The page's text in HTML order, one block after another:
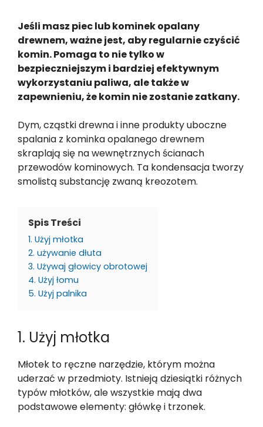
Jeśli masz piec lub kominek opalany
drewnem, ważne jest, aby regularnie czyścić
komin. Pomaga to nie tylko w
bezpieczniejszym i bardziej efektywnym
wykorzystaniu paliwa, ale także w
zapewnieniu, że komin nie zostanie zatkany.
Dym, cząstki drewna i inne produkty uboczne
spalania z kominka opalanego drewnem
skraplają się na wewnętrznych ścianach
przewodów kominowych. Ta kondensacja tworzy
smolistą substancję zwaną kreozotem.
Spis Treści
1. Użyj młotka
2. używanie dłuta
3. Używaj głowicy obrotowej
4. Użyj łomu
5. Użyj palnika
1. Użyj młotka
Młotek to ręczne narzędzie, którym można
uderzać w przedmioty. Istnieją dziesiątki różnych
typów młotków, ale wszystkie mają dwa
podstawowe elementy: główkę i trzonek.